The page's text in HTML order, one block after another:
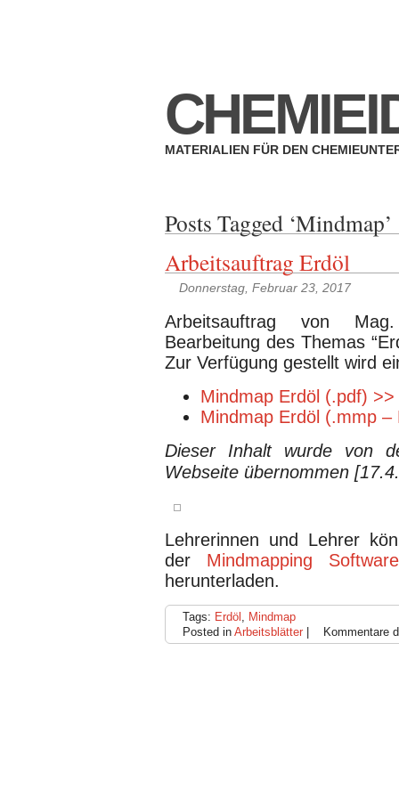
MATERIALIEN FÜR DEN
Posts Tagged ‘Mindmap’
Arbeitsauftrag Erdöl
Donnerstag, Februar 23, 2017
Arbeitsauftrag von
Bearbeitung des Themas
Zur Verfügung gestellt wird
Mindmap Erdöl (.pdf) >>
Mindmap Erdöl (.mmp
Dieser Inhalt wurde von
Webseite übernommen
Lehrerinnen und Lehrer
der Mindmapping
herunterladen.
Tags: Erdöl , Mindmap
Posted in Arbeitsblätter Kommentare